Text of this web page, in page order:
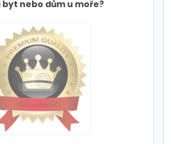
byt nebo dům u moře?